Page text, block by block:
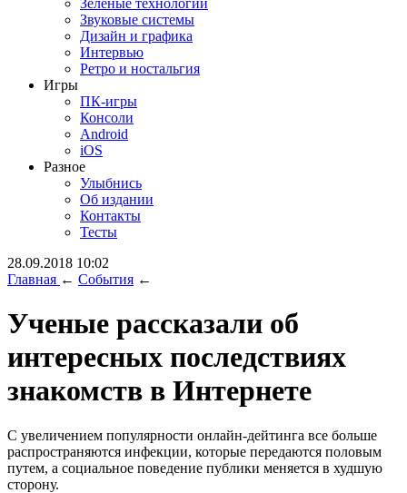
Зеленые технологии
Звуковые системы
Дизайн и графика
Интервью
Ретро и ностальгия
Игры
ПК-игры
Консоли
Android
iOS
Разное
Улыбнись
Об издании
Контакты
Тесты
28.09.2018 10:02
Главная ← События ←
Ученые рассказали об
интересных последствиях
знакомств в Интернете
С увеличением популярности онлайн-дейтинга все больше
распространяются инфекции, которые передаются половым
путем, а социальное поведение публики меняется в худшую
сторону.